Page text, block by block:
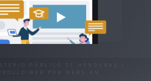
PÚBLICO DE HONDURAS |
WEB POR
WEBS.HN